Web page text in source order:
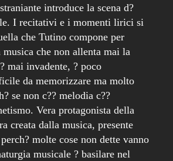
introduce la scena d?
I recitativi e i momenti lirici si
che Tutino compone per
musica che non allenta mai la
mai invadente, ? poco
da memorizzare ma molto
se non c?? melodia c??
Vera protagonista della
creata dalla musica, presente
molte cose non dette vanno
musicale ? basilare nel